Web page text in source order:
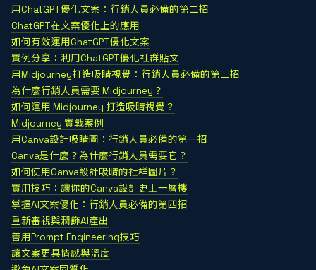
用ChatGPT優化文案：行銷人員必備的第二招
ChatGPT在文案優化上的應用
如何有效運用ChatGPT優化文案
實例分享：利用ChatGPT優化社群貼文
用Midjourney打造吸睛視覺：行銷人員必備的第三招
為什麼行銷人員需要 Midjourney？
如何運用 Midjourney 打造吸睛視覺？
Midjourney 實戰案例
用Canva設計吸睛圖：行銷人員必備的第一招
Canva是什麼？為什麼行銷人員需要它？
如何使用Canva設計吸睛的社群圖片？
實用技巧：讓你的Canva設計更上一層樓
掌握AI文案優化：行銷人員必備的第四招
重新審視與潤飾AI產出
善用Prompt Engineering技巧
讓文案更具情感與溫度